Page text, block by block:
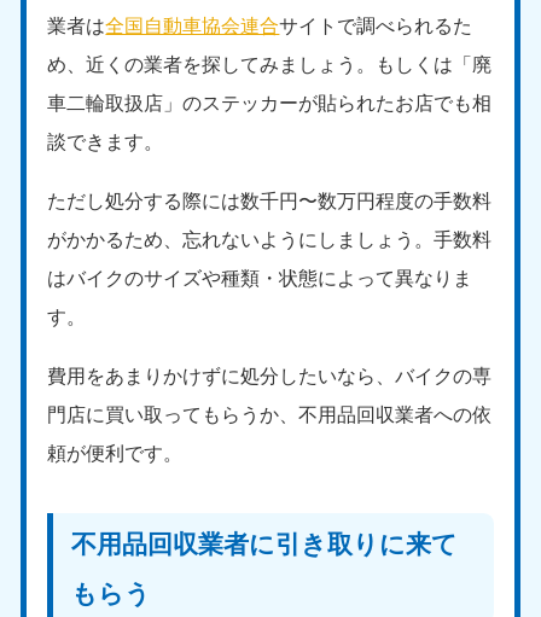
業者は全国自動車協会連合サイトで調べられるた
め、近くの業者を探してみましょう。もしくは「廃
車二輪取扱店」のステッカーが貼られたお店でも相
談できます。
ただし処分する際には数千円〜数万円程度の手数料
がかかるため、忘れないようにしましょう。手数料
はバイクのサイズや種類・状態によって異なりま
す。
費用をあまりかけずに処分したいなら、バイクの専
門店に買い取ってもらうか、不用品回収業者への依
頼が便利です。
不用品回収業者に引き取りに来て
もらう